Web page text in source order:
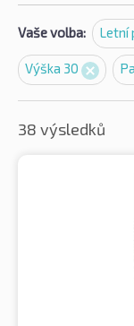
Vaše volba: Letní
Výška 30
38 výsledků